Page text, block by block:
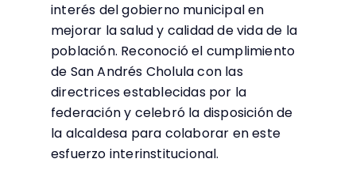
interés del gobierno municipal en
mejorar la salud y calidad de vida de la
población. Reconoció el cumplimiento
de San Andrés Cholula con las
directrices establecidas por la
federación y celebró la disposición de
la alcaldesa para colaborar en este
esfuerzo interinstitucional.